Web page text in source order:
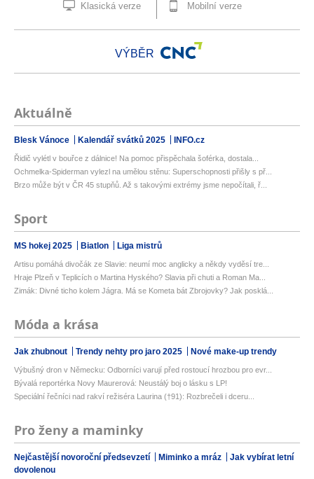
Klasická verze Mobilní verze
VÝBĚR
Aktuálně
Blesk Vánoce Kalendář svátků 2025 INFO.cz
Řidič vylétl v bouřce z dálnice! Na pomoc přispěchala šoférka, dostala...
Ochmelka-Spiderman vylezl na umělou stěnu: Superschopnosti přišly s př...
Brzo může být v ČR 45 stupňů. Až s takovými extrémy jsme nepočítali, ř...
Sport
MS hokej 2025 Biatlon Liga mistrů
Artisu pomáhá divočák ze Slavie: neumí moc anglicky a někdy vyděsí tre...
Hraje Plzeň v Teplicích o Martina Hyského? Slavia při chuti a Roman Ma...
Zimák: Divné ticho kolem Jágra. Má se Kometa bát Zbrojovky? Jak posklá...
Móda a krása
Jak zhubnout Trendy nehty pro jaro 2025 Nové make-up trendy
Výbušný dron v Německu: Odborníci varují před rostoucí hrozbou pro evr...
Bývalá reportérka Novy Maurerová: Neustálý boj o lásku s LP!
Speciální řečníci nad rakví režiséra Laurina (†91): Rozbrečeli i dceru...
Pro ženy a maminky
Nejčastější novoroční předsevzetí Miminko a mráz
Jak vybírat letní
dovolenou